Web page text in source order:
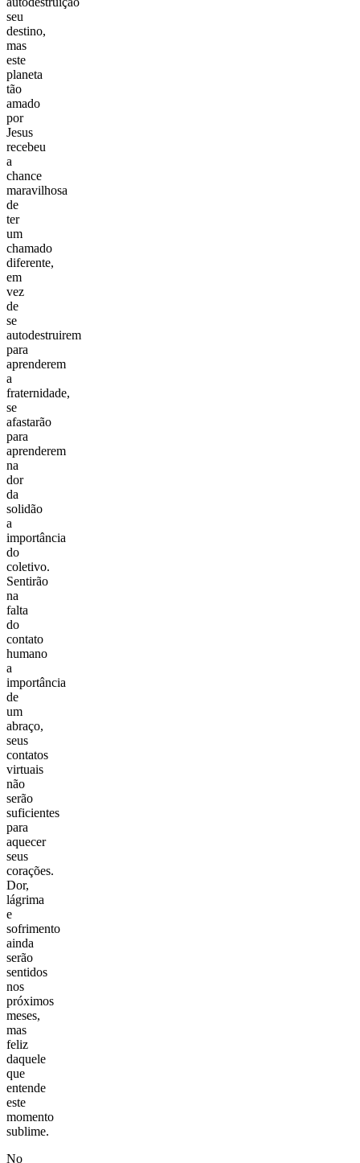
seu
destino,
mas
este
planeta
tão
amado
por
Jesus
recebeu
a
chance
maravilhosa
de
ter
um
chamado
diferente,
em
vez
de
se
autodestruirem
para
aprenderem
a
fraternidade,
se
afastarão
para
aprenderem
na
dor
da
solidão
a
importância
do
coletivo.
Sentirão
na
falta
do
contato
humano
a
importância
de
um
abraço,
seus
contatos
virtuais
não
serão
suficientes
para
aquecer
seus
corações.
Dor,
lágrima
e
sofrimento
ainda
serão
sentidos
nos
próximos
meses,
mas
feliz
daquele
que
entende
este
momento
sublime.
No